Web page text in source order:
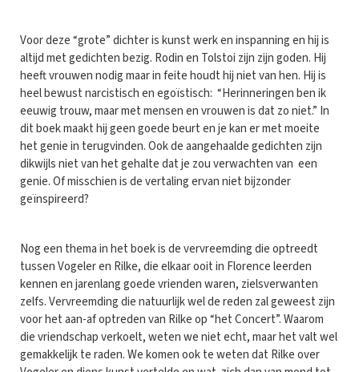
Voor deze “grote” dichter is kunst werk en inspanning en hij is
altijd met gedichten bezig. Rodin en Tolstoi zijn zijn goden. Hij
heeft vrouwen nodig maar in feite houdt hij niet van hen. Hij is
heel bewust narcistisch en egoïstisch: “Herinneringen ben ik
eeuwig trouw, maar met mensen en vrouwen is dat zo niet.” In
dit boek maakt hij geen goede beurt en je kan er met moeite
het genie in terugvinden. Ook de aangehaalde gedichten zijn
dikwijls niet van het gehalte dat je zou verwachten van een
genie. Of misschien is de vertaling ervan niet bijzonder
geïnspireerd?
Nog een thema in het boek is de vervreemding die optreedt
tussen Vogeler en Rilke, die elkaar ooit in Florence leerden
kennen en jarenlang goede vrienden waren, zielsverwanten
zelfs. Vervreemding die natuurlijk wel de reden zal geweest zijn
voor het aan-af optreden van Rilke op “het Concert”. Waarom
die vriendschap verkoelt, weten we niet echt, maar het valt wel
gemakkelijk te raden. We komen ook te weten dat Rilke over